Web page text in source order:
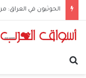
الحوثيون في